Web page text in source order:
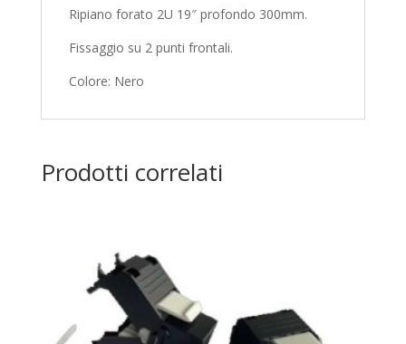
Ripiano forato 2U 19″ profondo 300mm.
Fissaggio su 2 punti frontali.
Colore: Nero
Prodotti correlati